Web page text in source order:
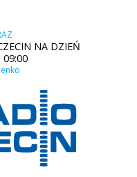
NA DZIEŃ
09:00